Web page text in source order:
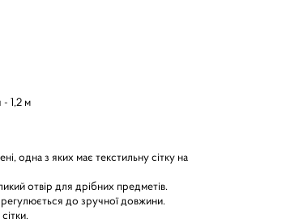
1,2 м
одна з яких має текстильну сітку на
отвір для дрібних предметів.
регулюється до зручної довжини.